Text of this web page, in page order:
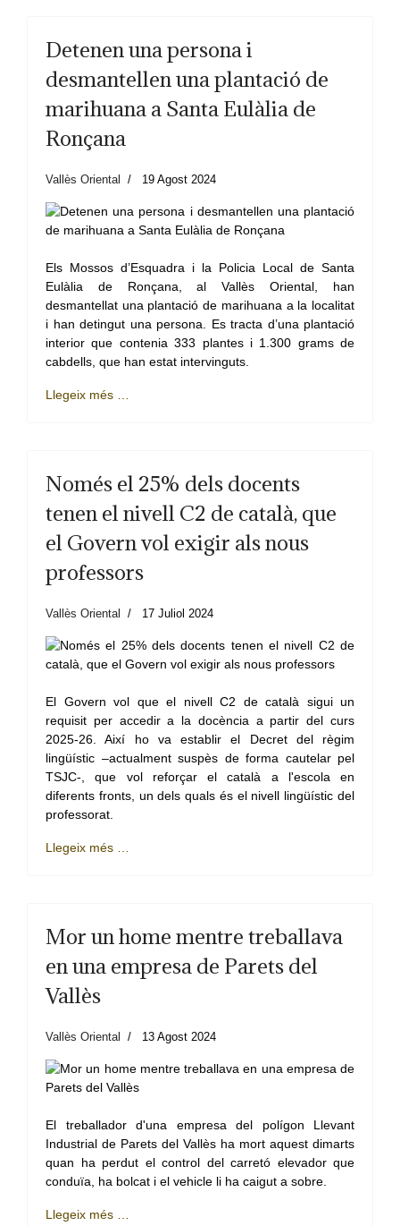
Detenen una persona i
desmantellen una plantació de
marihuana a Santa Eulàlia de
Ronçana
Vallès Oriental 19 Agost 2024
Els Mossos d’Esquadra i la Policia Local de Santa
Eulàlia de Ronçana, al Vallès Oriental, han
desmantellat una plantació de marihuana a la localitat
i han detingut una persona. Es tracta d’una plantació
interior que contenia 333 plantes i 1.300 grams de
cabdells, que han estat intervinguts.
Llegeix més …
Només el 25% dels docents
tenen el nivell C2 de català, que
el Govern vol exigir als nous
professors
Vallès Oriental 17 Juliol 2024
El Govern vol que el nivell C2 de català sigui un
requisit per accedir a la docència a partir del curs
2025-26. Així ho va establir el Decret del règim
lingüístic –actualment suspès de forma cautelar pel
TSJC-, que vol reforçar el català a l'escola en
diferents fronts, un dels quals és el nivell lingüístic del
professorat.
Llegeix més …
Mor un home mentre treballava
en una empresa de Parets del
Vallès
Vallès Oriental 13 Agost 2024
El treballador d'una empresa del polígon Llevant
Industrial de Parets del Vallès ha mort aquest dimarts
quan ha perdut el control del carretó elevador que
conduïa, ha bolcat i el vehicle li ha caigut a sobre.
Llegeix més …